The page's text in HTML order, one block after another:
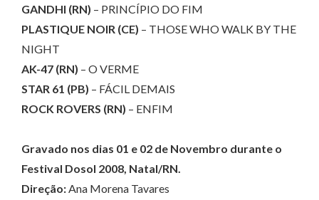
GANDHI (RN) – PRINCÍPIO DO FIM
PLASTIQUE NOIR (CE) – THOSE WHO WALK BY THE
NIGHT
AK-47 (RN) – O VERME
STAR 61 (PB) – FÁCIL DEMAIS
ROCK ROVERS (RN) – ENFIM
Gravado nos dias 01 e 02 de Novembro durante o
Festival Dosol 2008, Natal/RN.
Direção:Ana Morena Tavares